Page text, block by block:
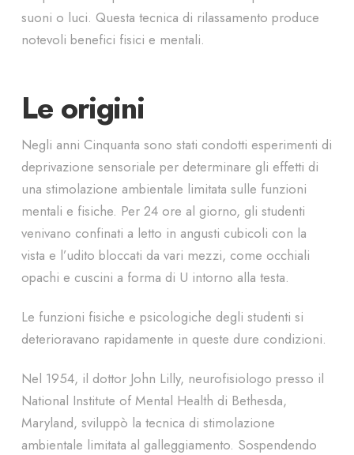
suoni o luci. Questa tecnica di rilassamento produce
notevoli benefici fisici e mentali.
Le origini
Negli anni Cinquanta sono stati condotti esperimenti di
deprivazione sensoriale per determinare gli effetti di
una stimolazione ambientale limitata sulle funzioni
mentali e fisiche. Per 24 ore al giorno, gli studenti
venivano confinati a letto in angusti cubicoli con la
vista e l’udito bloccati da vari mezzi, come occhiali
opachi e cuscini a forma di U intorno alla testa.
Le funzioni fisiche e psicologiche degli studenti si
deterioravano rapidamente in queste dure condizioni.
Nel 1954, il dottor John Lilly, neurofisiologo presso il
National Institute of Mental Health di Bethesda,
Maryland, sviluppò la tecnica di stimolazione
ambientale limitata al galleggiamento. Sospendendo